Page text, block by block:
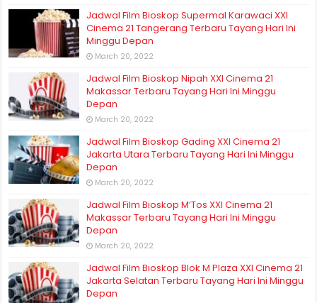
Jadwal Film Bioskop Supermal Karawaci XXI
Cinema 21 Tangerang Terbaru Tayang Hari Ini
Minggu Depan
March 20, 2022
Jadwal Film Bioskop Nipah XXI Cinema 21
Makassar Terbaru Tayang Hari Ini Minggu
Depan
March 20, 2022
Jadwal Film Bioskop Gading XXI Cinema 21
Jakarta Utara Terbaru Tayang Hari Ini Minggu
Depan
March 20, 2022
Jadwal Film Bioskop M’Tos XXI Cinema 21
Makassar Terbaru Tayang Hari Ini Minggu
Depan
March 20, 2022
Jadwal Film Bioskop Blok M Plaza XXI Cinema 21
Jakarta Selatan Terbaru Tayang Hari Ini Minggu
Depan